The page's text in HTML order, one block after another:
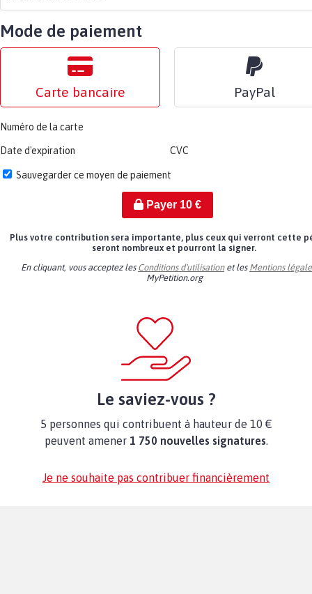
Mode de paiement
Carte bancaire PayPal
Numéro de la carte
Date d'expiration CVC
Sauvegarder ce moyen de paiement
Payer 10€
Plus votre contribution sera importante, plus ceux qui verront cette
seront nombreux et pourront la signer.
En cliquant, vous acceptez les Conditions d'utilisationet les Mentions
MyPetition.org
Le saviez-vous ?
5 personnes qui contribuent à hauteur de 10 €
peuvent amener 1 750 nouvelles signatures.
Je ne souhaite pas contribuer financièrement